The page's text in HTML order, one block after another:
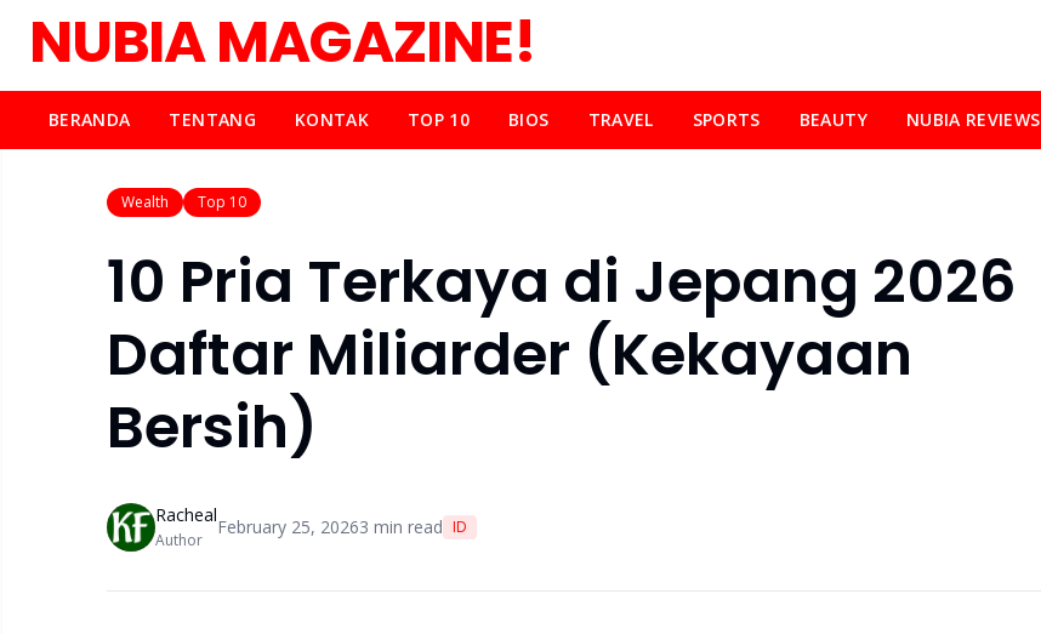
NUBIA MAGAZINE!
BERANDA TENTANG KONTAK TOP 10 BIOS TRAVEL SPORTS BEAUTY NUBIA REVIEWS
Wealth Top 10
10 Pria Terkaya di Jepang 2026
Daftar Miliarder (Kekayaan
Bersih)
Racheal
Author
February 25, 20263 min read ID